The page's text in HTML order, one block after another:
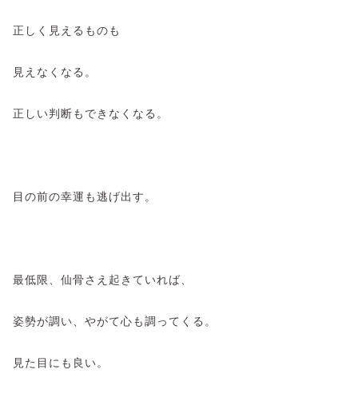
正しく見えるものも
見えなくなる。
正しい判断もできなくなる。
目の前の幸運も逃げ出す。
最低限、仙骨さえ起きていれば、
姿勢が調い、やがて心も調ってくる。
見た目にも良い。